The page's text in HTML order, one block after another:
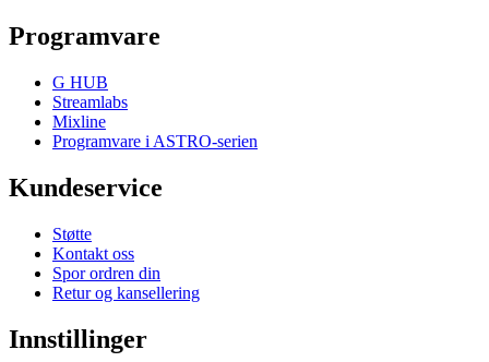
Programvare
G HUB
Streamlabs
Mixline
Programvare i ASTRO-serien
Kundeservice
Støtte
Kontakt oss
Spor ordren din
Retur og kansellering
Innstillinger